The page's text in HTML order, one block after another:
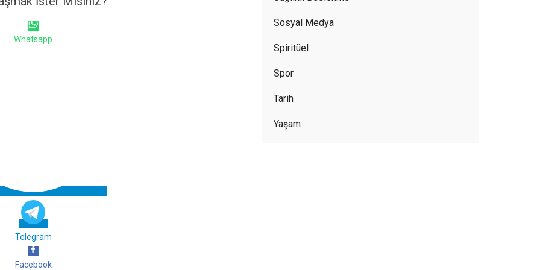
Whatsapp
Telegram
Facebook
Sosyal Medya
Spiritüel
Spor
Tarih
Yaşam